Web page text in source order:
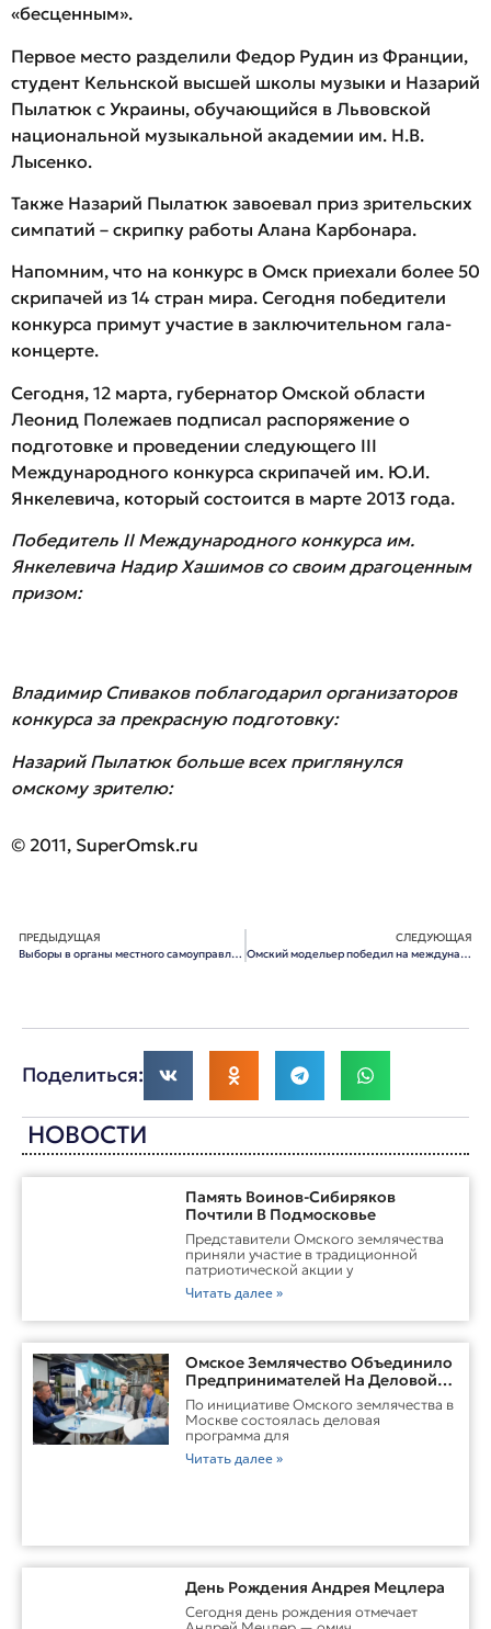
«бесценным».
Первое место разделили Федор Рудин из Франции,
студент Кельнской высшей школы музыки и Назарий
Пылатюк с Украины, обучающийся в Львовской
национальной музыкальной академии им. Н.В.
Лысенко.
Также Назарий Пылатюк завоевал приз зрительских
симпатий – скрипку работы Алана Карбонара.
Напомним, что на конкурс в Омск приехали более 50
скрипачей из 14 стран мира. Сегодня победители
конкурса примут участие в заключительном гала-
концерте.
Сегодня, 12 марта, губернатор Омской области
Леонид Полежаев подписал распоряжение о
подготовке и проведении следующего III
Международного конкурса скрипачей им. Ю.И.
Янкелевича, который состоится в марте 2013 года.
Победитель II Международного конкурса им.
Янкелевича Надир Хашимов со своим драгоценным
призом:
Владимир Спиваков поблагодарил организаторов
конкурса за прекрасную подготовку:
Назарий Пылатюк больше всех приглянулся
омскому зрителю:
© 2011, SuperOmsk.ru
ПРЕДЫДУЩАЯ
Выборы в органы местного самоуправления в Омской области признаны состоявшимися
СЛЕДУЮЩАЯ
Омский модельер победил на международном конкурсе «Подиум-2011»
Поделиться:
НОВОСТИ
Память Воинов-Сибиряков
Почтили В Подмосковье
Представители Омского землячества
приняли участие в традиционной
патриотической акции у
Читать далее »
Омское Землячество Объединило
Предпринимателей На Деловой
Встрече В Москве
По инициативе Омского землячества в
Москве состоялась деловая
программа для
Читать далее »
День Рождения Андрея Мецлера
Сегодня день рождения отмечает